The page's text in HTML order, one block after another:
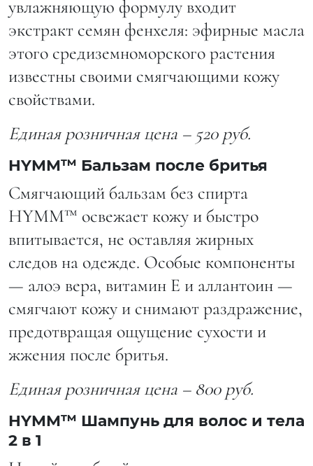
увлажняющую формулу входит
экстракт семян фенхеля: эфирные масла
этого средиземноморского растения
известны своими смягчающими кожу
свойствами.
Единая розничная цена – 520 руб.
HYMM™ Бальзам после бритья
Смягчающий бальзам без спирта
HYMM™ освежает кожу и быстро
впитывается, не оставляя жирных
следов на одежде. Особые компоненты
— алоэ вера, витамин Е и аллантоин —
смягчают кожу и снимают раздражение,
предотвращая ощущение сухости и
жжения после бритья.
Единая розничная цена – 800 руб.
HYMM™ Шампунь для волос и тела
2 в 1